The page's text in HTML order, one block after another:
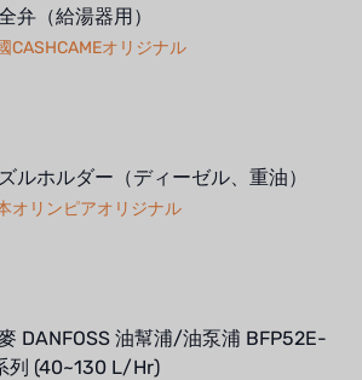
弁（給湯器用）
CASHCAMEオリジナル
ルホルダー（ディーゼル、重油）
オリンピアオリジナル
DANFOSS 油幫浦/油泵浦 BFP52E-
列 (40~130 L/Hr)